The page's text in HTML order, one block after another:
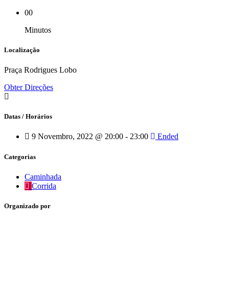
00
Minutos
Localização
Praça Rodrigues Lobo
Obter Direções
Datas / Horários
9 Novembro, 2022 @ 20:00 - 23:00 Ended
Categorias
Caminhada
Corrida
Organizado por